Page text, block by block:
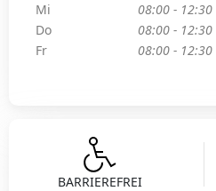
BARRIEREFREI
Mi
08:00 - 12:30
Do
08:00 - 12:30
Fr
08:00 - 12:30